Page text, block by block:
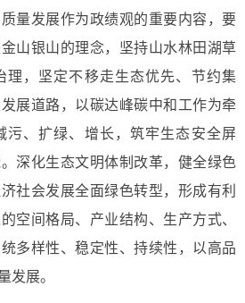
量发展作为政绩观的重要内容，要
山银山的理念，坚持山水林田湖草
理，坚定不移走生态优先、节约集
展道路，以碳达峰碳中和工作为牵
污、扩绿、增长，筑牢生态安全屏
深化生态文明体制改革，健全绿色
社会发展全面绿色转型，形成有利
空间格局、产业结构、生产方式、
多样性、稳定性、持续性，以高品
发展。